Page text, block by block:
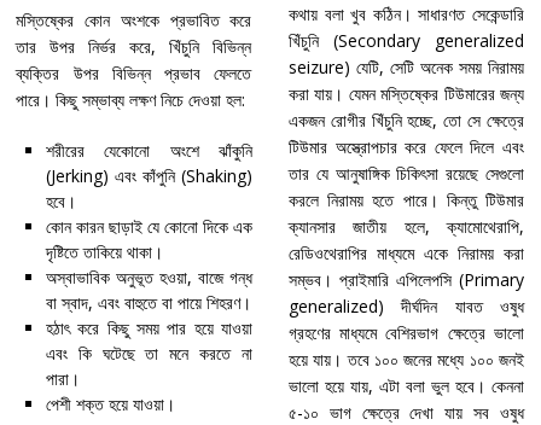
মস্তিষ্কের কোন অংশকে প্রভাবিত করে
তার উপর নির্ভর করে, খিঁচুনি বিভিন্ন
ব্যক্তির উপর বিভিন্ন প্রভাব ফেলতে
পারে। কিছু সম্ভাব্য লক্ষণ নিচে দেওয়া হল:
শরীরের যেকোনো অংশে ঝাঁকুনি
(Jerking) এবং কাঁপুনি (Shaking)
হবে।
কোন কারন ছাড়াই যে কোনো দিকে এক
দৃষ্টিতে তাকিয়ে থাকা।
অস্বাভাবিক অনুভূত হওয়া, বাজে গন্ধ
বা স্বাদ, এবং বাহুতে বা পায়ে শিহরণ।
হঠাৎ করে কিছু সময় পার হয়ে যাওয়া
এবং কি ঘটেছে তা মনে করতে না
পারা।
পেশী শক্ত হয়ে যাওয়া।
কথায় বলা খুব কঠিন। সাধারণত সেকেন্ডারি
খিঁচুনি (Secondary generalized
seizure) যেটি, সেটি অনেক সময় নিরাময়
করা যায়। যেমন মস্তিষ্কের টিউমারের জন্য
একজন রোগীর খিঁচুনি হচ্ছে, তো সে ক্ষেত্রে
টিউমার অস্ত্রোপচার করে ফেলে দিলে এবং
তার যে আনুষাঙ্গিক চিকিৎসা রয়েছে সেগুলো
করলে নিরাময় হতে পারে। কিন্তু টিউমার
ক্যানসার জাতীয় হলে, ক্যামোথেরাপি,
রেডিওথেরাপির মাধ্যমে একে নিরাময় করা
সম্ভব। প্রাইমারি এপিলেপসি (Primary
generalized) দীর্ঘদিন যাবত ওষুধ
গ্রহণের মাধ্যমে বেশিরভাগ ক্ষেত্রে ভালো
হয়ে যায়। তবে ১০০ জনের মধ্যে ১০০ জনই
ভালো হয়ে যায়, এটা বলা ভুল হবে। কেননা
৫-১০ ভাগ ক্ষেত্রে দেখা যায় সব ওষুধ